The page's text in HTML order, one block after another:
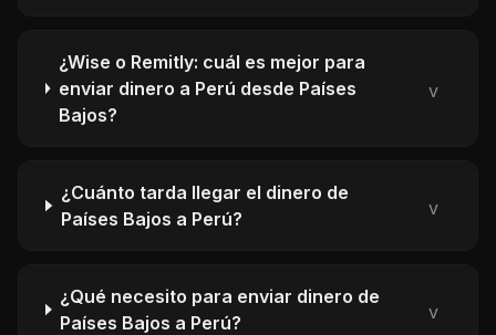
¿Wise o Remitly: cuál es mejor para
enviar dinero a Perú desde Países
Bajos?
v
¿Cuánto tarda llegar el dinero de
Países Bajos a Perú?
v
¿Qué necesito para enviar dinero de
Países Bajos a Perú?
v